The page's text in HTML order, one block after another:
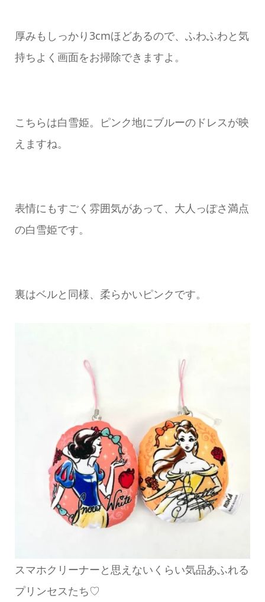
厚みもしっかり3cmほどあるので、ふわふわと気
持ちよく画面をお掃除できますよ。
こちらは白雪姫。ピンク地にブルーのドレスが映
えますね。
表情にもすごく雰囲気があって、大人っぽさ満点
の白雪姫です。
裏はベルと同様、柔らかいピンクです。
スマホクリーナーと思えないくらい気品あふれる
プリンセスたち♡